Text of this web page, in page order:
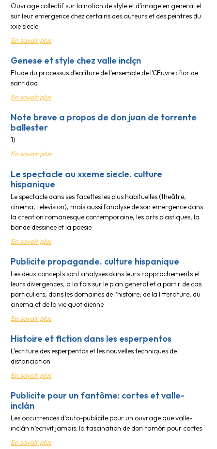
Ouvrage collectif sur la notion de style et d’image en general et
sur leur emergence chez certains des auteurs et des peintres du
xxe siecle
En savoir plus
Genese et style chez valle inclçn
Etude du processus d’ecriture de l’ensemble de l’Œuvre : flor de
santidad
En savoir plus
Note breve a propos de don juan de torrente
ballester
1)
En savoir plus
Le spectacle au xxeme siecle. culture
hispanique
Le spectacle dans ses facettes les plus habituelles (theâtre,
cinema, television), mais aussi l’analyse de son emergence dans
la creation romanesque contemporaine, les arts plastiques, la
bande dessinee et la poesie
En savoir plus
Publicite propagande. culture hispanique
Les deux concepts sont analyses dans leurs rapprochements et
leurs divergences, a la fois sur le plan general et a partir de cas
particuliers, dans les domaines de l’histoire, de la litterature, du
cinema et de la vie quotidienne
En savoir plus
Histoire et fiction dans les esperpentos
L’ecriture des esperpentos et les nouvelles techniques de
distanciation
En savoir plus
Publicite pour un fantôme: cortes et valle-
inclán
Les occurrences d’auto-publicite pour un ouvrage que valle-
inclán n’ecrivit jamais. la fascination de don ramón pour cortes
En savoir plus